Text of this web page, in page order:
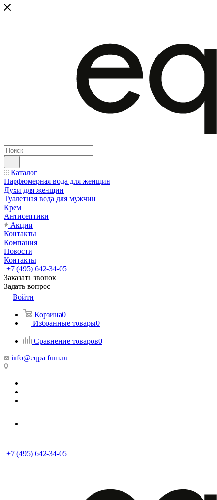
.
Каталог
Парфюмерная вода для женщин
Духи для женщин
Туалетная вода для мужчин
Крем
Антисептики
Акции
Контакты
Компания
Новости
Контакты
+7 (495) 642-34-05
Заказать звонок
Задать вопрос
Войти
Корзина0
Избранные товары0
Сравнение товаров0
info@eqparfum.ru
+7 (495) 642-34-05